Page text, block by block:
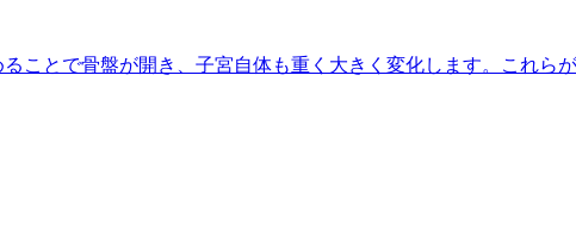
ことで骨盤が開き、子宮自体も重く大きく変化します。これら